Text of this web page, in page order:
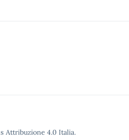
Attribuzione 4.0 Italia.